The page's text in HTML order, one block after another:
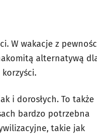
W wakacje z
alternatywą
i dorosłych. To także
bardzo potrzebna
takie jak